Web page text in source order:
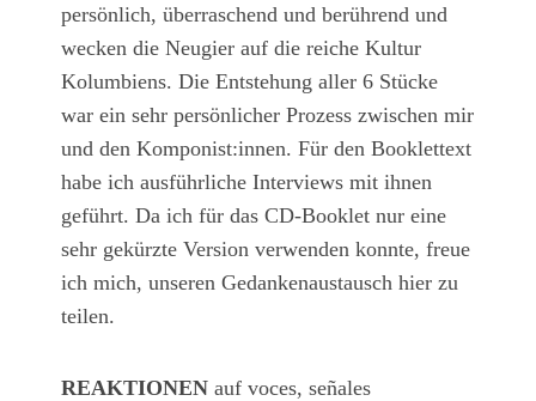
persönlich, überraschend und berührend und
wecken die Neugier auf die reiche Kultur
Kolumbiens. Die Entstehung aller 6 Stücke
war ein sehr persönlicher Prozess zwischen mir
und den Komponist:innen. Für den Booklettext
habe ich ausführliche Interviews mit ihnen
geführt. Da ich für das CD-Booklet nur eine
sehr gekürzte Version verwenden konnte, freue
ich mich, unseren Gedankenaustausch hier zu
teilen.
REAKTIONENauf voces, señales